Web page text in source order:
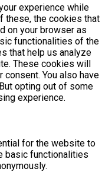
experience while
these, the cookies that
on your browser as
functionalities of the
that help us analyze
These cookies will
You also have
opting out of some
experience.
for the website to
basic functionalities